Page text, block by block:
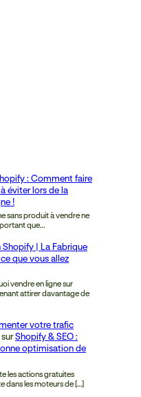
: Comment faire
à éviter lors de la
!
sans produit à vendre ne
que…
| La Fabrique
que vous allez
vendre en ligne sur
attirer davantage de
votre trafic
surShopify & SEO :
optimisation de
les actions gratuites
dans les moteurs de […]